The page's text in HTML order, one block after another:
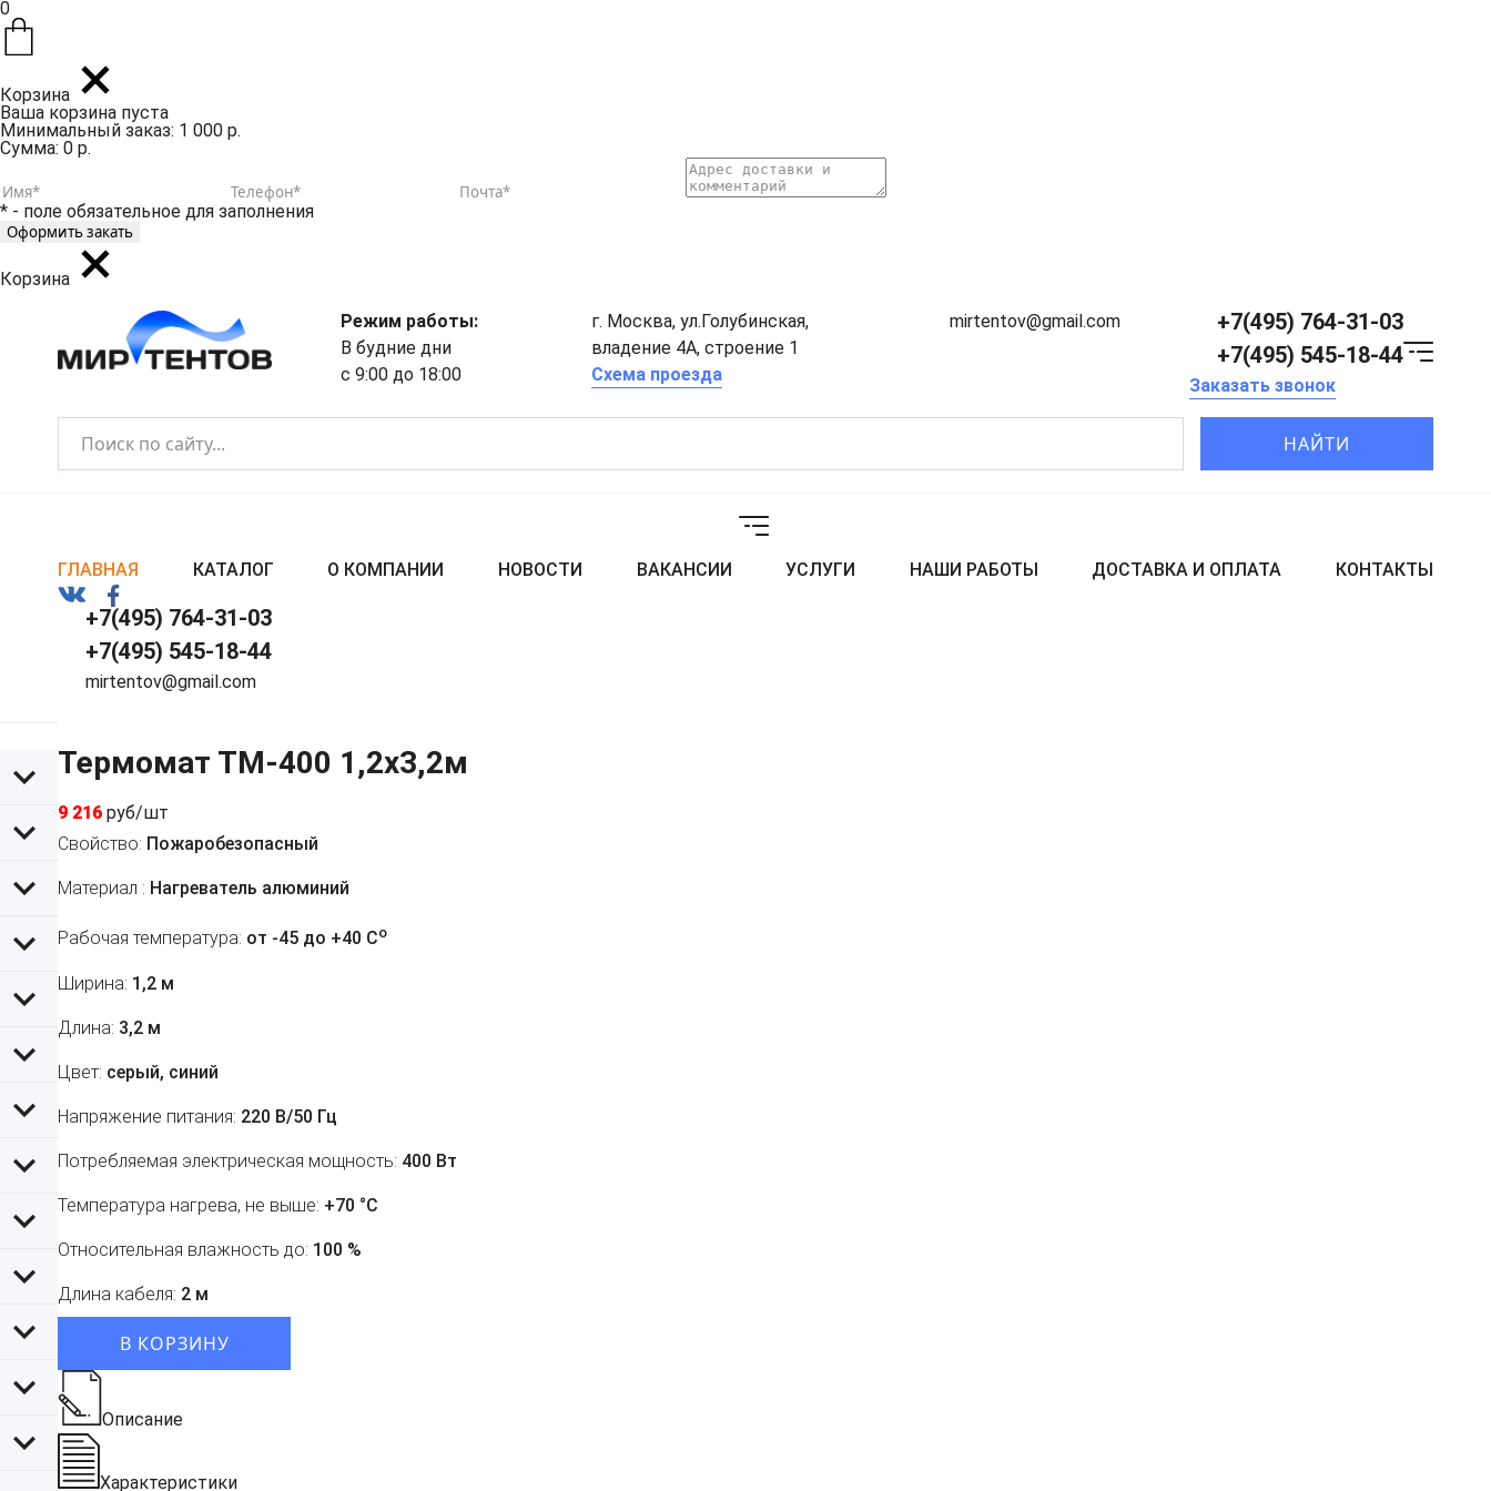
0
Корзина
Ваша корзина пуста
Минимальный заказ: 1 000 р.
Сумма: 0 р.
* - поле обязательное для заполнения
Корзина
Режим работы:
В будние дни
с 9:00 до 18:00
г. Москва, ул.Голубинская,
владение 4А, строение 1
Схема проезда
mirtentov@gmail.com
+7(495) 764-31-03
+7(495) 545-18-44
Заказать звонок
НАЙТИ
ГЛАВНАЯ КАТАЛОГ О КОМПАНИИ НОВОСТИ ВАКАНСИИ УСЛУГИ НАШИ РАБОТЫ ДОСТАВКА И ОПЛАТА КОНТАКТЫ
+7(495) 764-31-03
+7(495) 545-18-44
mirtentov@gmail.com
Термомат ТМ-400 1,2x3,2м
9 216 руб/шт
Свойство: Пожаробезопасный
Материал : Нагреватель алюминий
Рабочая температура: от -45 до +40 Co
Ширина: 1,2 м
Длина: 3,2 м
Цвет: серый, синий
Напряжение питания: 220 В/50 Гц
Потребляемая электрическая мощность: 400 Вт
Температура нагрева, не выше: +70 °С
Относительная влажность до: 100 %
Длина кабеля: 2 м
В КОРЗИНУ
Описание
Характеристики